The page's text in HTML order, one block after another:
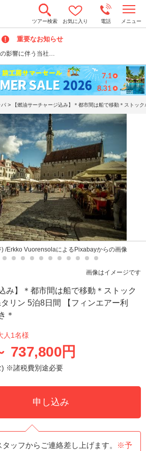
ツアー検索 お気に入り 電話 メニュー
重要なお知らせ
の影響に伴う当社…
o
n
a
v
i
g
a
t
パ > 【燃油サーチャージ込み】＊都市間は船で移動＊ストッ
/Erkko VuorensolaによるPixabayからの画像
画像はイメージです
み】＊都市間は船で移動＊ストック
リン 5泊8日間 【フィンエアー利
＊
人1名様
737,800円
) ※諸税費別途必要
申し込み
ッフからご連絡差し上げます。
※予